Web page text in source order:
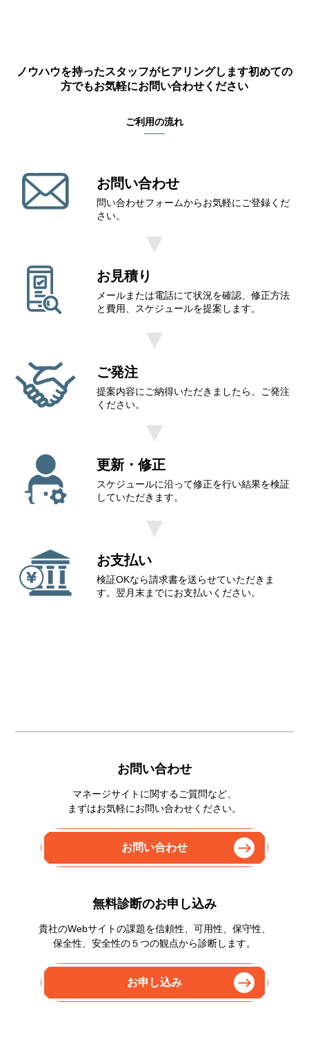
ノウハウを持ったスタッフがヒアリングします初めての
方でもお気軽にお問い合わせください
ご利⽤の流れ
お問い合わせ
問い合わせフォームからお気軽にご登録くだ
さい。
お見積り
メールまたは電話にて状況を確認、修正方法
と費用、スケジュールを提案します。
ご発注
提案内容にご納得いただきましたら、ご発注
ください。
更新・修正
スケジュールに沿って修正を行い結果を検証
していただきます。
お支払い
検証OKなら請求書を送らせていただきま
す。翌月末までにお支払いください。
お問い合わせ
マネージサイトに関するご質問など、
まずはお気軽にお問い合わせください。
お問い合わせ
無料診断のお申し込み
貴社のWebサイトの課題を信頼性、可用性、保守性、
保全性、安全性の５つの観点から診断します。
お申し込み